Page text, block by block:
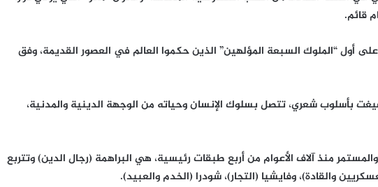
قائم.
أول “الملوك السبعة المؤلهين” الذين حكموا العالم في العصور القديمة، وفق
من ألفين و685 مادة صيغت بأسلوب شعري، تتصل بسلوك الإنسان وحياته من الوجهة الدينية والمدنية،
منذ آلاف الأعوام من أربع طبقات رئيسية، هي البراهمة (رجال الدين) وتتربع
والقادة)، وفايشيا (التجار)، شودرا (الخدم والعبيد).